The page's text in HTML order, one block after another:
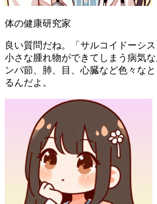
体の健康研究家
良い質問だね。「サルコイドーシ
小さな腫れ物ができてしまう病気
ンパ節、肺、目、心臓など色々な
るんだよ。